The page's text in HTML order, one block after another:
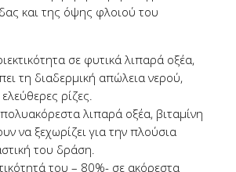
και της όψης φλοιού του
σε φυτικά λιπαρά οξέα,
τη διαδερμική απώλεια νερού,
ρίζες.
λιπαρά οξέα, βιταμίνη
να ξεχωρίζει για την πλούσια
του δράση.
του – 80%- σε ακόρεστα